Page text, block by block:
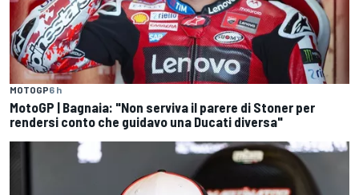
MOTOGP6 h
MotoGP | Bagnaia: "Non serviva il parere di Stoner per
rendersi conto che guidavo una Ducati diversa"